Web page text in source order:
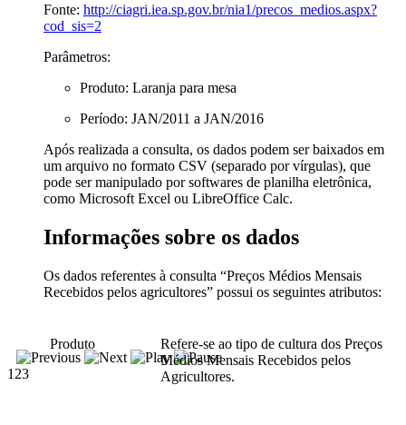
123
Fonte: http://ciagri.iea.sp.gov.br/nia1/precos_medios.aspx?
cod_sis=2
Parâmetros:
Produto: Laranja para mesa
Período: JAN/2011 a JAN/2016
Após realizada a consulta, os dados podem ser baixados em
um arquivo no formato CSV (separado por vírgulas), que
pode ser manipulado por softwares de planilha eletrônica,
como Microsoft Excel ou LibreOffice Calc.
Informações sobre os dados
Os dados referentes à consulta “Preços Médios Mensais
Recebidos pelos agricultores” possui os seguintes atributos:
Produto
Refere-se ao tipo de cultura dos Preços
Médios Mensais Recebidos pelos
Agricultores.